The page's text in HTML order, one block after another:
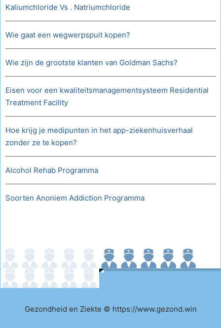
Kaliumchloride Vs . Natriumchloride
Wie gaat een wegwerpspuit kopen?
Wie zijn de grootste klanten van Goldman Sachs?
Eisen voor een kwaliteitsmanagementsysteem Residential
Treatment Facility
Hoe krijg je medipunten in het app-ziekenhuisverhaal
zonder ze te kopen?
Alcohol Rehab Programma
Soorten Anoniem Addiction Programma
Gezondheid en Ziekte © https://www.gezond.win